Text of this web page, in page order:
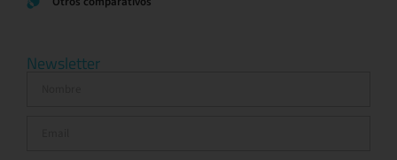
Newsletter